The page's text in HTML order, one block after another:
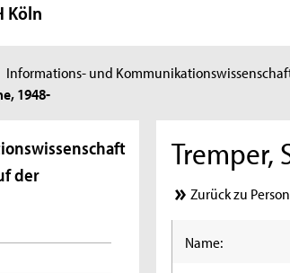
Köln
Informations- und
1948-
der
Tremper,
Zurück zu
Name: